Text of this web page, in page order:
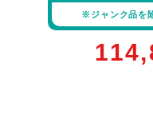
※ジャンク品を